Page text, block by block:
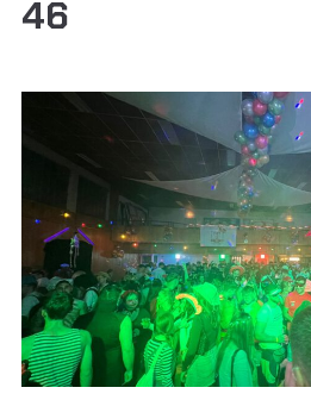
46